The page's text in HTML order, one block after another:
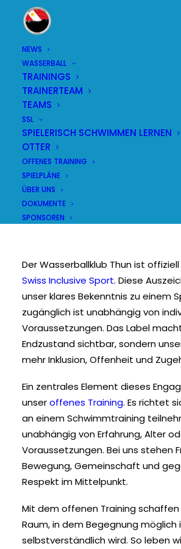
NEWS
WASSERBALL
TRAININGS
TRAINERTEAM
TEAMS
SSL
SPIELERISCH SCHWIMMEN LERNEN
OTTER
OFFENES TRAINING
SPIELPLÄNE
ÜBER UNS
DOKUMENTE
SPONSOREN
WIR SETZEN
ZEICHEN
INKLUSION
9. FEBRUAR 2026
Der Wasserballklub Thun ist
Swiss Inclusive Sport. Diese
unser klares Bekenntnis zu einem
zugänglich ist unabhängig von
Voraussetzungen. Das Label
Endzustand sichtbar, sondern
mehr Inklusion, Offenheit und
Ein zentrales Element dieses
unseroffenes Training. Es richtet
an einem Schwimmtraining
unabhängig von Erfahrung, Alter
Voraussetzungen. Bei uns stehen
Bewegung, Gemeinschaft und
Respekt im Mittelpunkt.
Mit dem offenen Training schaffen
Raum, in dem Begegnung möglich
selbstverständlich wird. So leben